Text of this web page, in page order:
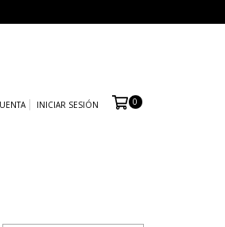
INICIAR SESIÓN 0